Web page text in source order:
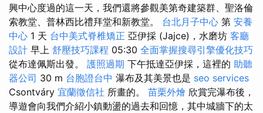
興中心度過的這一天，我們還將參觀美第奇建築群、聖洛倫
索教堂、普林西比禮拜堂和新教堂。 台北月子中心 第 安養
中心 1 天 台中美式脊椎矯正 亞伊採 (Jajce)，水磨坊 客廳
設計 早上 舒壓技巧課程 05:30 全面掌握搜尋引擎優化技巧
從布達佩斯出發。 護照過期 下午抵達亞伊採，這裡的 助聽
器公司 30 m 台胞證台中 瀑布及其美景也是 seo services
Csontváry 宜蘭徵信社 所畫的。 苗栗外燴 欣賞完瀑布後，
導遊會向我們介紹小鎮動盪的過去和回憶，其中城牆下的太